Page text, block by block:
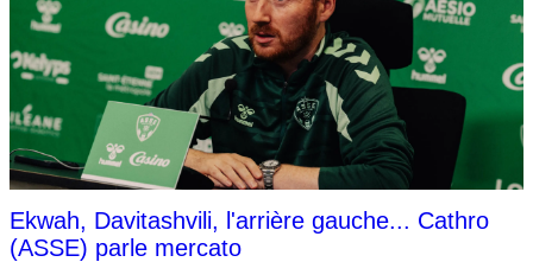
Ekwah, Davitashvili, l'arrière gauche... Cathro
(ASSE) parle mercato